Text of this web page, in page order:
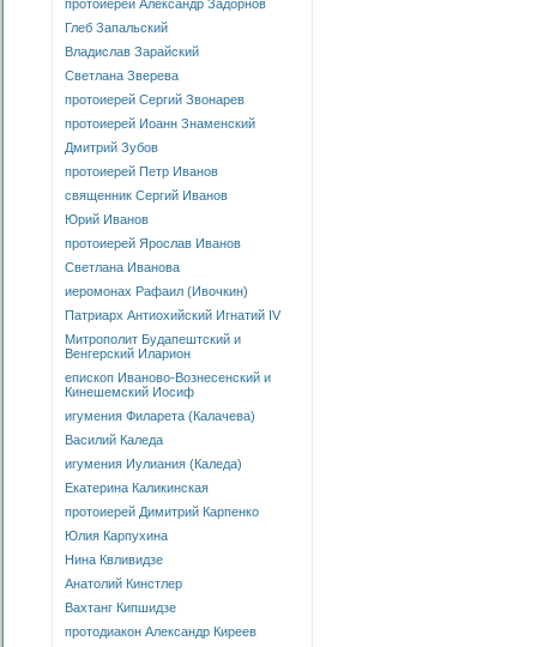
протоиерей Александр Задорнов
Глеб Запальский
Владислав Зарайский
Светлана Зверева
протоиерей Сергий Звонарев
протоиерей Иоанн Знаменский
Дмитрий Зубов
протоиерей Петр Иванов
священник Сергий Иванов
Юрий Иванов
протоиерей Ярослав Иванов
Светлана Иванова
иеромонах Рафаил (Ивочкин)
Патриарх Антиохийский Игнатий IV
Митрополит Будапештский и
Венгерский Иларион
епископ Иваново-Вознесенский и
Кинешемский Иосиф
игумения Филарета (Калачева)
Василий Каледа
игумения Иулиания (Каледа)
Екатерина Каликинская
протоиерей Димитрий Карпенко
Юлия Карпухина
Нина Квливидзе
Анатолий Кинстлер
Вахтанг Кипшидзе
протодиакон Александр Киреев